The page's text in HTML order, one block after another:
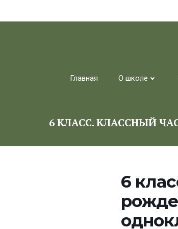
Главная О школе
6 КЛАСС. КЛАССНЫЙ
6